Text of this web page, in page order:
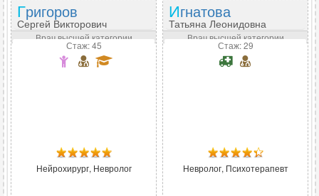
Григоров
Сергей Викторович
Врач высшей категории
Стаж: 45
Нейрохирург, Невролог
Игнатова
Татьяна Леонидовна
Врач высшей категории
Стаж: 29
Невролог, Психотерапевт